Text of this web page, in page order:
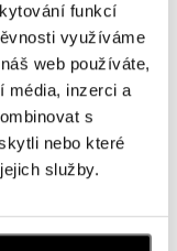
funkcí
využíváme
web používáte,
média, inzerci a
s
nebo které
služby.